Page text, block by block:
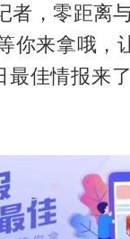
者，零距离
你来拿哦，
最佳情报来